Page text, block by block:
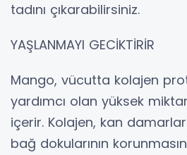
tadını çıkarabilirsiniz.
YAŞLANMAYI GECİKTİRİR
Mango, vücutta kolajen
yardımcı olan yüksek
içerir. Kolajen, kan
bağ dokularının